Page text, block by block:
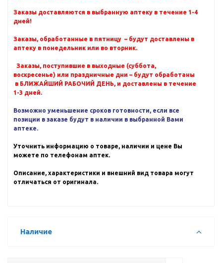
Заказы доставляются в выбранную аптеку в течение 1-4
дней!
Заказы, обработанные в пятницу – будут доставлены в
аптеку в понедельник или во вторник.
Заказы, поступившие в выходные (суббота,
воскресенье) или праздничные дни – будут обработаны
в БЛИЖАЙШИЙ РАБОЧИЙ ДЕНЬ, и доставлены в течение
1-3 дней.
Возможно уменьшение сроков готовности, если все
позиции в заказе будут в наличии в выбранной Вами
аптеке.
Уточнить информацию о товаре, наличии и цене Вы
можете по телефонам аптек.
Описание, характеристики и внешний вид товара могут
отличаться от оригинала.
Наличие